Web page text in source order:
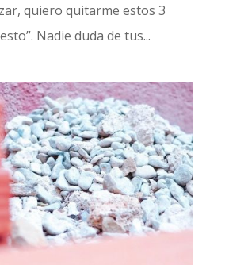
quiero quitarme estos 3
Nadie duda de tus...